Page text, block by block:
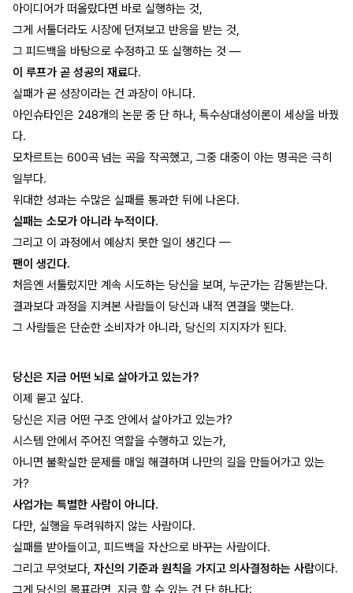
아이디어가 떠올랐다면 바로 실행하는 것,
그게 서툴더라도 시장에 던져보고 반응을 받는 것,
그 피드백을 바탕으로 수정하고 또 실행하는 것 —
이 루프가 곧 성공의 재료다.
실패가 곧 성장이라는 건 과장이 아니다.
아인슈타인은 248개의 논문 중 단 하나, 특수상대성이론이 세상을 바꿨
다.
모차르트는 600곡 넘는 곡을 작곡했고, 그중 대중이 아는 명곡은 극히
일부다.
위대한 성과는 수많은 실패를 통과한 뒤에 나온다.
실패는 소모가 아니라 누적이다.
그리고 이 과정에서 예상치 못한 일이 생긴다 —
팬이 생긴다.
처음엔 서툴렀지만 계속 시도하는 당신을 보며, 누군가는 감동받는다.
결과보다 과정을 지켜본 사람들이 당신과 내적 연결을 맺는다.
그 사람들은 단순한 소비자가 아니라, 당신의 지지자가 된다.
당신은 지금 어떤 뇌로 살아가고 있는가?
이제 묻고 싶다.
당신은 지금 어떤 구조 안에서 살아가고 있는가?
시스템 안에서 주어진 역할을 수행하고 있는가,
아니면 불확실한 문제를 매일 해결하며 나만의 길을 만들어가고 있는
가?
사업가는 특별한 사람이 아니다.
다만, 실행을 두려워하지 않는 사람이다.
실패를 받아들이고, 피드백을 자산으로 바꾸는 사람이다.
그리고 무엇보다, 자신의 기준과 원칙을 가지고 의사결정하는 사람이다.
그게 당신의 목표라면, 지금 할 수 있는 건 단 하나다: